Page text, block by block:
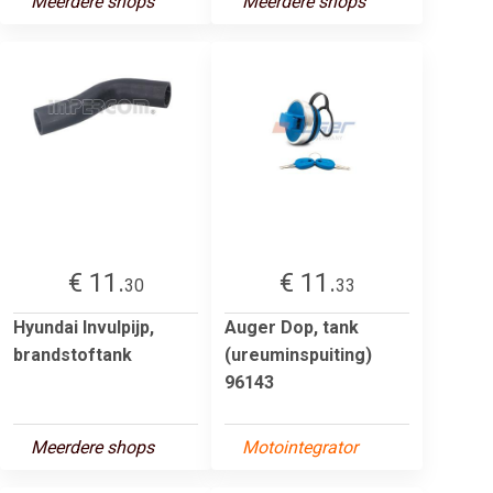
€ 11.30
Hyundai Invulpijp,
brandstoftank
Meerdere shops
€ 11.33
Auger Dop, tank
(ureuminspuiting)
96143
Motointegrator